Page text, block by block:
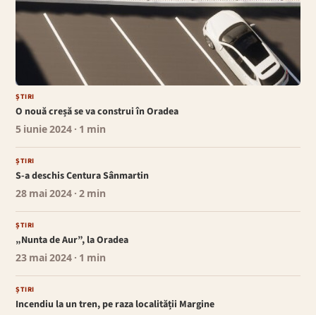
ȘTIRI
O nouă creșă se va construi în Oradea
5 iunie 2024 · 1 min
ȘTIRI
S-a deschis Centura Sânmartin
28 mai 2024 · 2 min
ȘTIRI
„Nunta de Aur”, la Oradea
23 mai 2024 · 1 min
ȘTIRI
Incendiu la un tren, pe raza localității Margine